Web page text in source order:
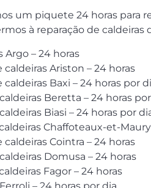
um piquete 24 horas
à reparação de caldeiras
Argo – 24 horas
Ariston – 24 horas
Baxi – 24 horas por
Beretta – 24 horas
Biasi – 24 horas por
Chaffoteaux-et-Maury
Cointra – 24 horas
Domusa – 24 horas
Fagor – 24 horas